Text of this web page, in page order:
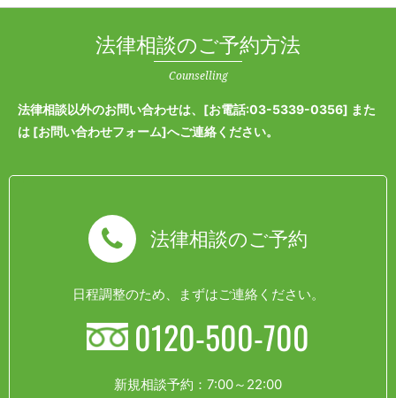
法律相談のご予約方法
Counselling
法律相談以外のお問い合わせは、[お電話:03-5339-0356] また
は [お問い合わせフォーム]へご連絡ください。
法律相談のご予約
日程調整のため、まずはご連絡ください。
0120-500-700
新規相談予約：7:00～22:00